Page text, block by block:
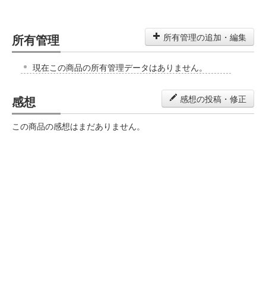
所有管理 所有管理の追加・編集
現在この商品の所有管理データはありません。
感想 感想の投稿・修正
この商品の感想はまだありません。